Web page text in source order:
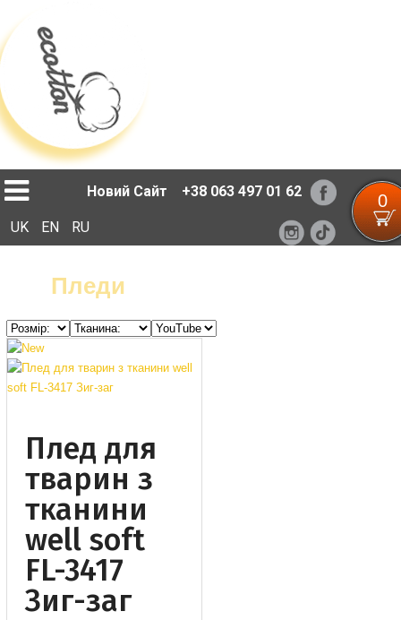
Новий Сайт +38 063 497 01 62 0
UK EN RU
Пледи
Плед для
тварин з
тканини
well soft
FL-3417
Зиг-заг